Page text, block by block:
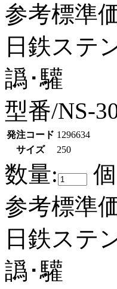
参考標準
日鉄ステ
譌･驩
型番/NS-
発注コード 1296634
サイズ
250
数量:
個
参考標準
日鉄ステ
譌･驩